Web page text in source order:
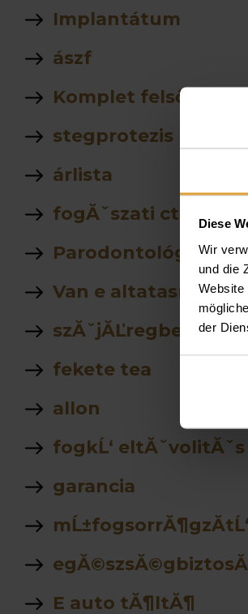
Diese
Wir
und die
Website
der
Implantátum
ászf
Komplet felső
stegprotezis
árlista
fogĂˇszati ct
Parodontológia
Van e altatasra
szĂˇjĂĽregben
fekete tea
allon
fogkĹ‘ eltĂˇvolitĂˇs
garancia
E auto tĂ¶ltĂ¶